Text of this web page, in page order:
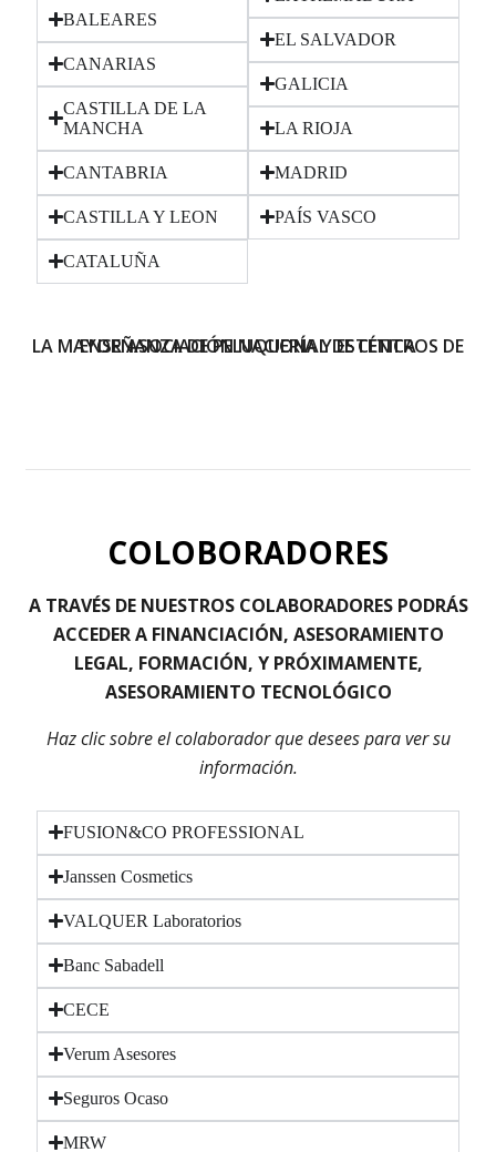
BALEARES
CANARIAS
CASTILLA DE LA
MANCHA
CANTABRIA
CASTILLA Y LEON
CATALUÑA
EL SALVADOR
GALICIA
LA RIOJA
MADRID
PAÍS VASCO
LA MAYOR ASOCIACIÓN NACIONAL DE CENTROS DE ENSEÑANZA DE PELUQUERÍA Y ESTÉTICA
COLOBORADORES
A TRAVÉS DE NUESTROS COLABORADORES PODRÁS
ACCEDER A FINANCIACIÓN, ASESORAMIENTO
LEGAL, FORMACIÓN, Y PRÓXIMAMENTE,
ASESORAMIENTO TECNOLÓGICO
Haz clic sobre el colaborador que desees para ver su
información.
FUSION&CO PROFESSIONAL
Janssen Cosmetics
VALQUER Laboratorios
Banc Sabadell
CECE
Verum Asesores
Seguros Ocaso
MRW